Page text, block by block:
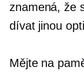
znamená, že
dívat jinou
Mějte na